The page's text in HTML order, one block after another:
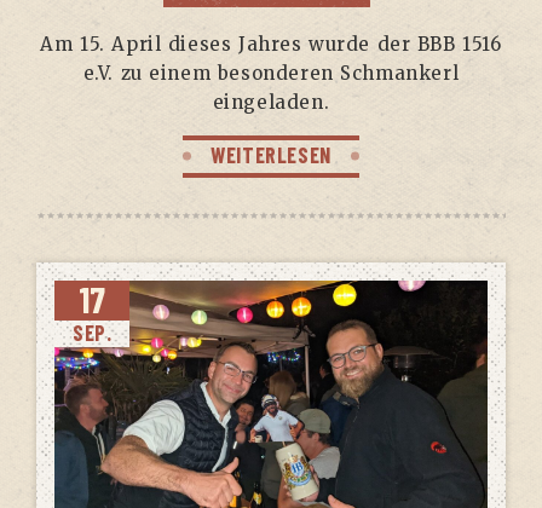
Am 15. April die­ses Jah­res wur­de der BBB 1516
e.V. zu einem beson­de­ren Schman­kerl
eingeladen.
WEITERLESEN
17
SEP.